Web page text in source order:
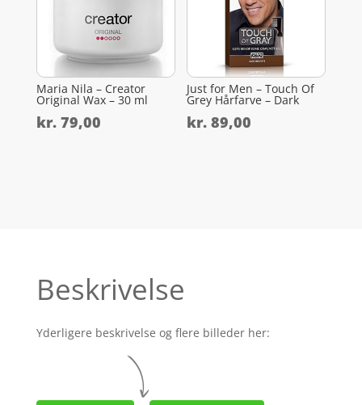
Maria Nila – Creator
Original Wax – 30 ml
kr.79,00
Just for Men – Touch Of
Grey Hårfarve – Dark
kr. 89,00
Beskrivelse
Yderligere beskrivelse og flere billeder her: